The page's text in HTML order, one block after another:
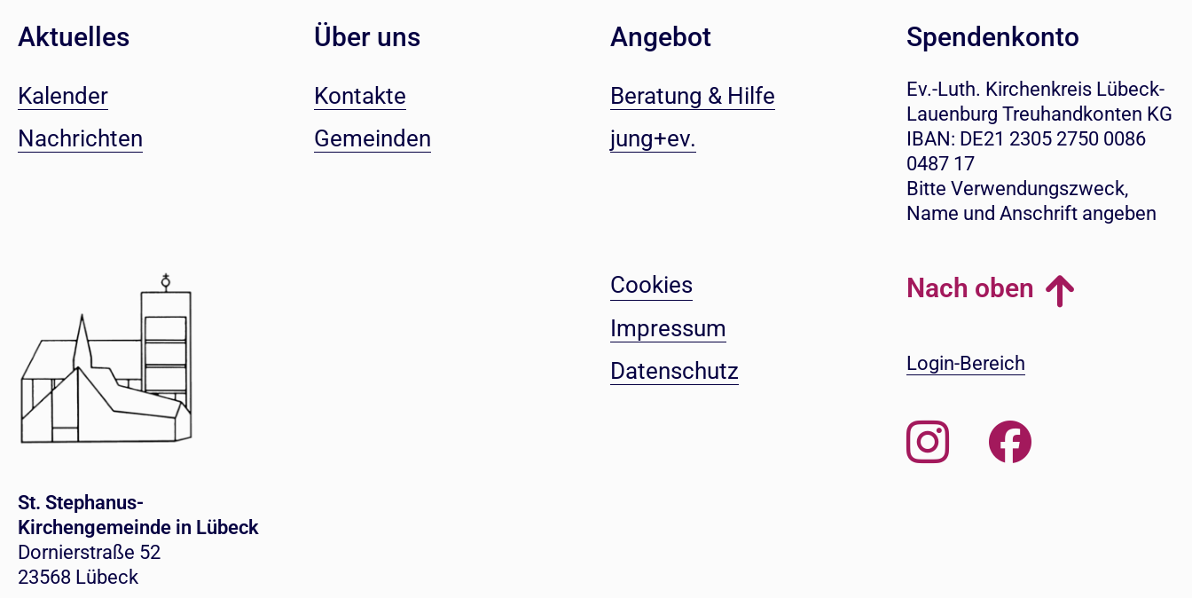
Aktuelles
Kalender
Nachrichten
Über uns
Kontakte
Gemeinden
Angebot
Beratung & Hilfe
jung+ev.
Spendenkonto
Ev.-Luth. Kirchenkreis Lübeck-
Lauenburg Treuhandkonten KG
IBAN: DE21 2305 2750 0086
0487 17
Bitte Verwendungszweck,
Name und Anschrift angeben
St. Stephanus-
Kirchengemeinde in Lübeck
Dornierstraße 52
23568 Lübeck
Cookies
Impressum
Datenschutz
Nach oben
Login-Bereich